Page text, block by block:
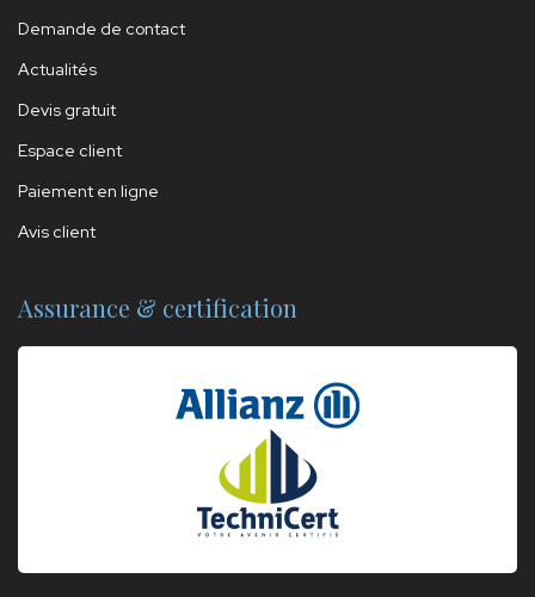
Demande de contact
Actualités
Devis gratuit
Espace client
Paiement en ligne
Avis client
Assurance & certification